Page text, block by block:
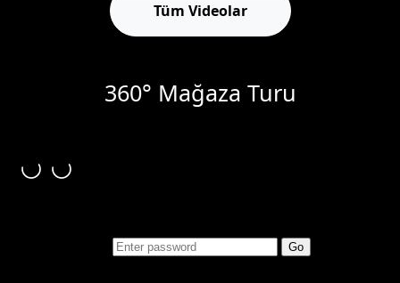
Tüm Videolar
360° Mağaza Turu